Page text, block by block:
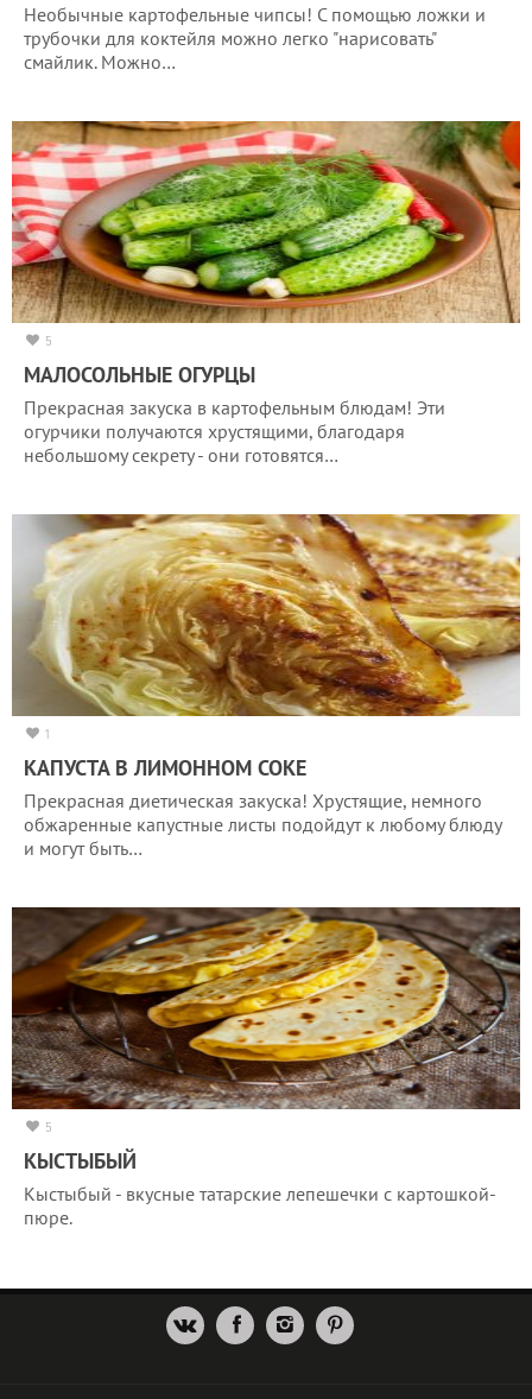
Необычные картофельные чипсы! С помощью ложки и
трубочки для коктейля можно легко "нарисовать"
смайлик. Можно…
5
МАЛОСОЛЬНЫЕ ОГУРЦЫ
Прекрасная закуска в картофельным блюдам! Эти
огурчики получаются хрустящими, благодаря
небольшому секрету - они готовятся…
1
КАПУСТА В ЛИМОННОМ СОКЕ
Прекрасная диетическая закуска! Хрустящие, немного
обжаренные капустные листы подойдут к любому блюду
и могут быть…
5
КЫСТЫБЫЙ
Кыстыбый - вкусные татарские лепешечки с картошкой-
пюре.